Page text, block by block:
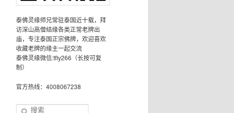
泰佛灵缘师兄常驻泰国近十载，拜
访深山高僧结缘各类正常老牌出
庙，专注泰国正宗佛牌，欢迎喜欢
收藏老牌的缘主一起交流
泰佛灵缘微信:tfly266（长按可复
制）
官方热线：4008067238
搜